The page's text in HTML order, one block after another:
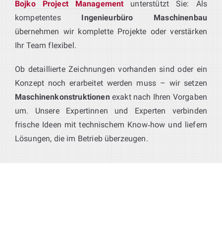
Bojko Project Managementunterstützt Sie: Als
kompetentes Ingenieurbüro Maschinenbau
übernehmen wir komplette Projekte oder verstärken
Ihr Team flexibel.
Ob detaillierte Zeichnungen vorhanden sind oder ein
Konzept noch erarbeitet werden muss – wir setzen
Maschinenkonstruktionenexakt nach Ihren Vorgaben
um. Unsere Expertinnen und Experten verbinden
frische Ideen mit technischem Know‑how und liefern
Lösungen, die im Betrieb überzeugen.